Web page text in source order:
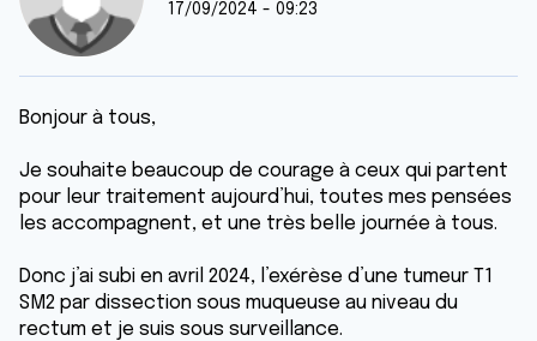
17/09/2024 - 09:23
Bonjour à tous,
Je souhaite beaucoup de courage à ceux qui partent
pour leur traitement aujourd’hui, toutes mes pensées
les accompagnent, et une très belle journée à tous.
Donc j’ai subi en avril 2024, l’exérèse d’une tumeur T1
SM2 par dissection sous muqueuse au niveau du
rectum et je suis sous surveillance.